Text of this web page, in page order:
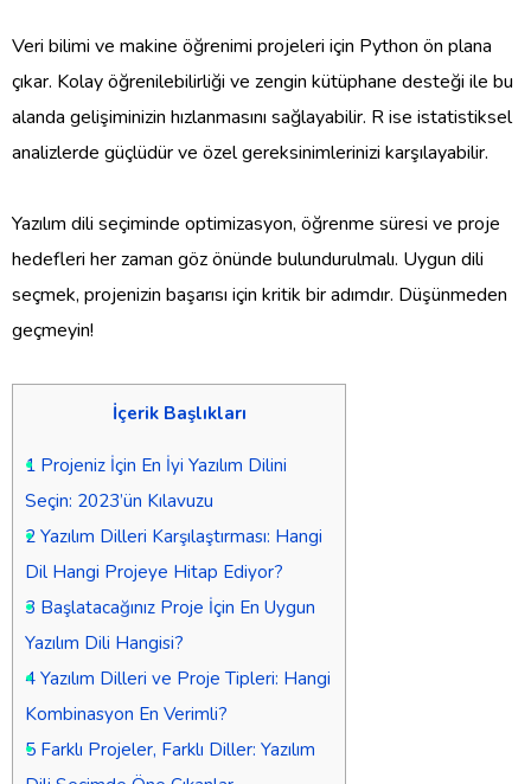
Veri bilimi ve makine öğrenimi projeleri için Python ön plana
çıkar. Kolay öğrenilebilirliği ve zengin kütüphane desteği ile bu
alanda gelişiminizin hızlanmasını sağlayabilir. R ise istatistiksel
analizlerde güçlüdür ve özel gereksinimlerinizi karşılayabilir.
Yazılım dili seçiminde optimizasyon, öğrenme süresi ve proje
hedefleri her zaman göz önünde bulundurulmalı. Uygun dili
seçmek, projenizin başarısı için kritik bir adımdır. Düşünmeden
geçmeyin!
İçerik Başlıkları
1 Projeniz İçin En İyi Yazılım Dilini
Seçin: 2023’ün Kılavuzu
2 Yazılım Dilleri Karşılaştırması: Hangi
Dil Hangi Projeye Hitap Ediyor?
3 Başlatacağınız Proje İçin En Uygun
Yazılım Dili Hangisi?
4 Yazılım Dilleri ve Proje Tipleri: Hangi
Kombinasyon En Verimli?
5 Farklı Projeler, Farklı Diller: Yazılım